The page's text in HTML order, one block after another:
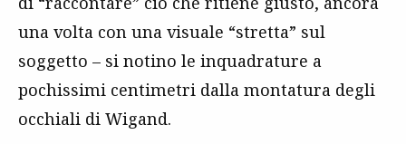
una volta con una visuale “stretta” sul
soggetto – si notino le inquadrature a
pochissimi centimetri dalla montatura degli
occhiali di Wigand.